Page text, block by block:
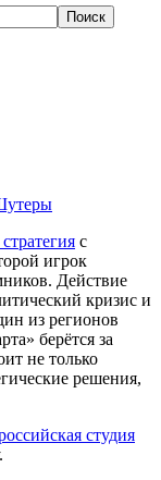
с
игрок
Действие
кризис и
из регионов
берётся за
не только
решения,
студия